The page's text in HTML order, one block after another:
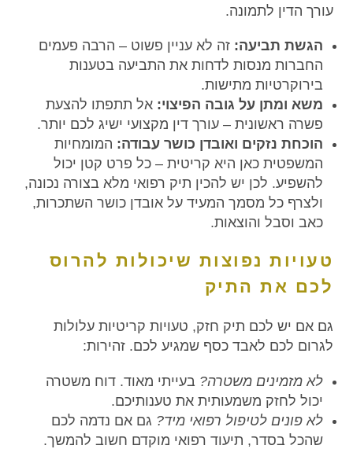
עורך הדין לתמונה.
הגשת תביעה: זה לא עניין פשוט – הרבה פעמים
החברות מנסות לדחות את התביעה בטענות
בירוקרטיות מתישות.
משא ומתן על גובה הפיצוי: אל תתפתו להצעת
פשרה ראשונית – עורך דין מקצועי ישיג לכם יותר.
הוכחת נזקים ואובדן כושר עבודה: המומחיות
המשפטית כאן היא קריטית – כל פרט קטן יכול
להשפיע. לכן יש להכין תיק רפואי מלא בצורה נכונה,
ולצרף כל מסמך המעיד על אובדן כושר השתכרות,
כאב וסבל והוצאות.
טעויות נפוצות שיכולות להרוס
לכם את התיק
גם אם יש לכם תיק חזק, טעויות קריטיות עלולות
לגרום לכם לאבד כסף שמגיע לכם. זהירות:
לא מזמינים משטרה? בעייתי מאוד. דוח משטרה
יכול לחזק משמעותית את טענותיכם.
לא פונים לטיפול רפואי מיד? גם אם נדמה לכם
שהכל בסדר, תיעוד רפואי מוקדם חשוב להמשך.